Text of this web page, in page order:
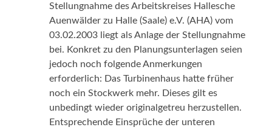
Stellungnahme des Arbeitskreises Hallesche
Auenwälder zu Halle (Saale) e.V. (AHA) vom
03.02.2003 liegt als Anlage der Stellungnahme
bei. Konkret zu den Planungsunterlagen seien
jedoch noch folgende Anmerkungen
erforderlich: Das Turbinenhaus hatte früher
noch ein Stockwerk mehr. Dieses gilt es
unbedingt wieder originalgetreu herzustellen.
Entsprechende Einsprüche der unteren